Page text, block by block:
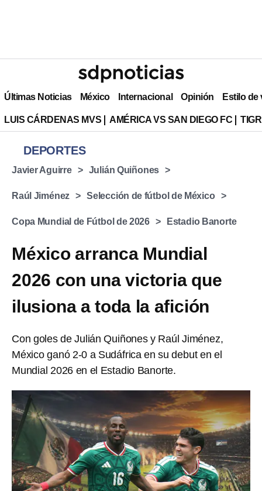
Últimas Noticias México Internacional Opinión Estilo de
LUIS CÁRDENAS MVS AMÉRICA VS SAN DIEGO FC
DEPORTES
Javier Aguirre Julián Quiñones
Raúl Jiménez Selección de fútbol de México
Copa Mundial de Fútbol de 2026 Estadio Banorte
México arranca Mundial
2026 con una victoria que
ilusiona a toda la afición
Con goles de Julián Quiñones y Raúl Jiménez,
México ganó 2-0 a Sudáfrica en su debut en el
Mundial 2026 en el Estadio Banorte.